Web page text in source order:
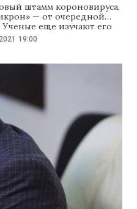
штамм короновируса,
— от очередной
Ученые еще изучают его
вакцин
тем временем решили
ли его прихода в
19:00